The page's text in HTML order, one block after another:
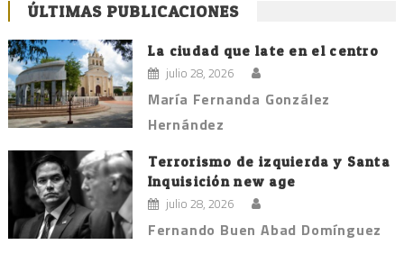
ÚLTIMAS PUBLICACIONES
La ciudad que late en el centro
julio 28, 2026
María Fernanda González
Hernández
Terrorismo de izquierda y Santa
Inquisición new age
julio 28, 2026
Fernando Buen Abad Domínguez